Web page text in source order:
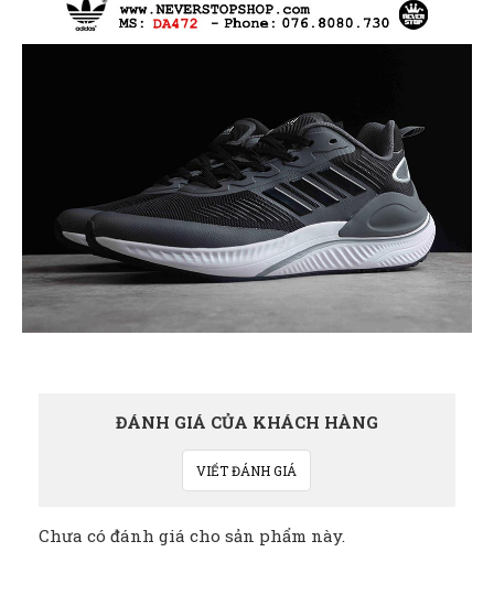
ĐÁNH GIÁ CỦA KHÁCH HÀNG
VIẾT ĐÁNH GIÁ
Chưa có đánh giá cho sản phẩm này.